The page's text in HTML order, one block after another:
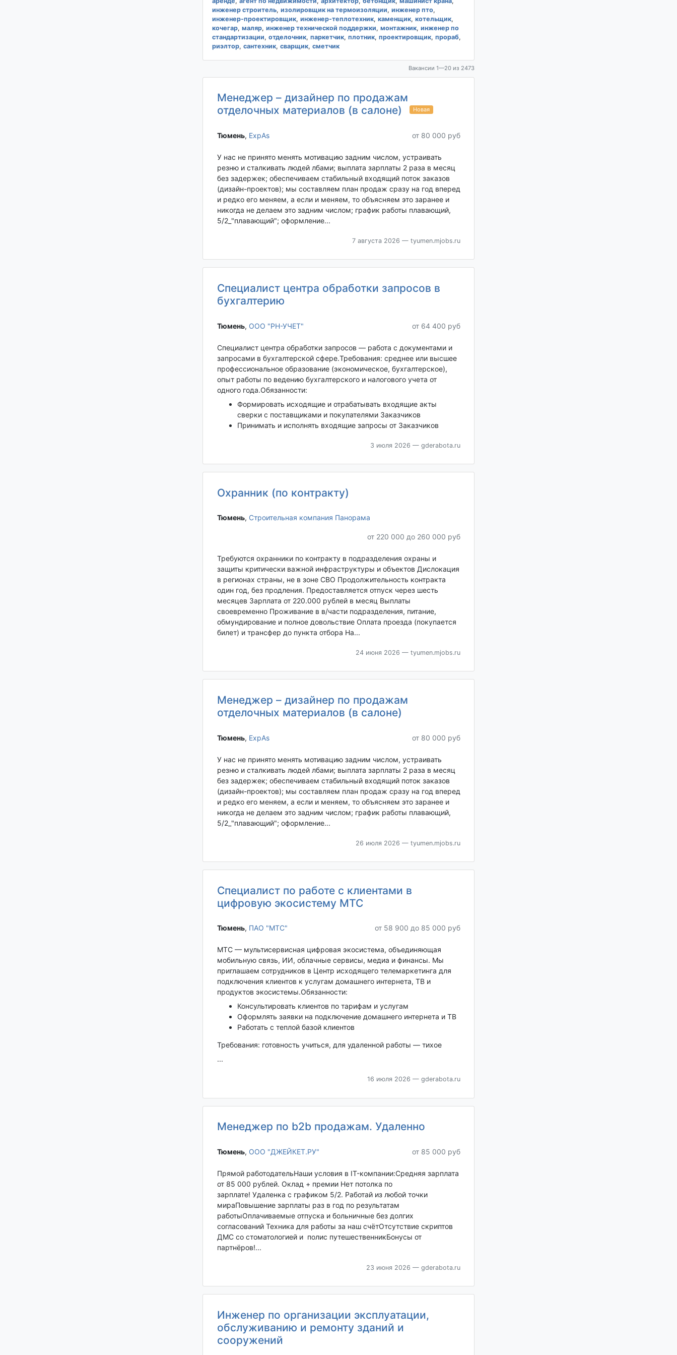
инженер строитель, изолировщик на термоизоляции, инженер пто,
инженер-проектировщик, инженер-теплотехник, каменщик, котельщик,
кочегар, маляр, инженер технической поддержки, монтажник, инженер по
стандартизации, отделочник, паркетчик, плотник, проектировщик, прораб,
риэлтор, сантехник, сварщик, сметчик
Вакансии 1—20 из 2473
Менеджер – дизайнер по продажам
отделочных материалов (в салоне)
Новая
Тюмень‎, ExpAs от 80 000 руб
У нас не принято менять мотивацию задним числом, устраивать
резню и сталкивать людей лбами; выплата зарплаты 2 раза в месяц
без задержек; обеспечиваем стабильный входящий поток заказов
(дизайн-проектов); мы составляем план продаж сразу на год вперед
и редко его меняем, а если и меняем, то объясняем это заранее и
никогда не делаем это задним числом; график работы плавающий,
5/2_"плавающий"; оформление...
7 августа 2026 — tyumen.mjobs.ru
Специалист центра обработки запросов в
бухгалтерию
Тюмень‎, ООО "РН-УЧЕТ" от 64 400 руб
Специалист центра обработки запросов — работа с документами и
запросами в бухгалтерской сфере.Требования: среднее или высшее
профессиональное образование (экономическое, бухгалтерское),
опыт работы по ведению бухгалтерского и налогового учета от
одного года.Обязанности:
Формировать исходящие и отрабатывать входящие акты
сверки с поставщиками и покупателями Заказчиков
Принимать и исполнять входящие запросы от Заказчиков
3 июля 2026 — gderabota.ru
Охранник (по контракту)
Тюмень‎, Строительная компания Панорама
от 220 000 до 260 000 руб
Требуются охранники по контракту в подразделения охраны и
защиты критически важной инфраструктуры и объектов Дислокация
в регионах страны, не в зоне СВО Продолжительность контракта
один год, без продления. Предоставляется отпуск через шесть
месяцев Зарплата от 220.000 рублей в месяц Выплаты
своевременно Проживание в в/части подразделения, питание,
обмундирование и полное довольствие Оплата проезда (покупается
билет) и трансфер до пункта отбора На...
24 июня 2026 — tyumen.mjobs.ru
Менеджер – дизайнер по продажам
отделочных материалов (в салоне)
Тюмень‎, ExpAs от 80 000 руб
У нас не принято менять мотивацию задним числом, устраивать
резню и сталкивать людей лбами; выплата зарплаты 2 раза в месяц
без задержек; обеспечиваем стабильный входящий поток заказов
(дизайн-проектов); мы составляем план продаж сразу на год вперед
и редко его меняем, а если и меняем, то объясняем это заранее и
никогда не делаем это задним числом; график работы плавающий,
5/2_"плавающий"; оформление...
26 июля 2026 — tyumen.mjobs.ru
Специалист по работе с клиентами в
цифровую экосистему МТС
Тюмень‎, ПАО "МТС" от 58 900 до 85 000 руб
МТС — мультисервисная цифровая экосистема, объединяющая
мобильную связь, ИИ, облачные сервисы, медиа и финансы. Мы
приглашаем сотрудников в Центр исходящего телемаркетинга для
подключения клиентов к услугам домашнего интернета, ТВ и
продуктов экосистемы.Обязанности:
Консультировать клиентов по тарифам и услугам
Оформлять заявки на подключение домашнего интернета и ТВ
Работать с теплой базой клиентов
Требования: готовность учиться, для удаленной работы — тихое
...
16 июля 2026 — gderabota.ru
Менеджер по b2b продажам. Удаленно
Тюмень‎, ООО "ДЖЕЙКЕТ.РУ" от 85 000 руб
Прямой работодательНаши условия в IT-компании:Средняя зарплата
от 85 000 рублей. Оклад + премии Нет потолка по
зарплате! Удаленка с графиком 5/2. Работай из любой точки
мираПовышение зарплаты раз в год по результатам
работыОплачиваемые отпуска и больничные без долгих
согласований Техника для работы за наш счётОтсутствие скриптов
ДМС со стоматологией и полис путешественникБонусы от
партнёров!...
23 июня 2026 — gderabota.ru
Инженер по организации эксплуатации,
обслуживанию и ремонту зданий и
сооружений